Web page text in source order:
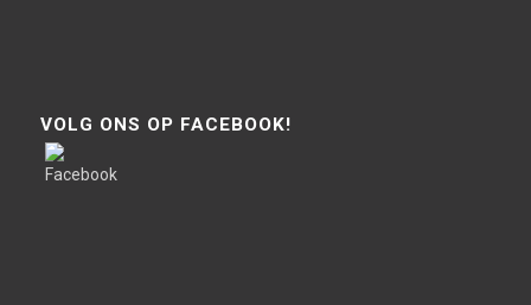
VOLG ONS OP FACEBOOK!